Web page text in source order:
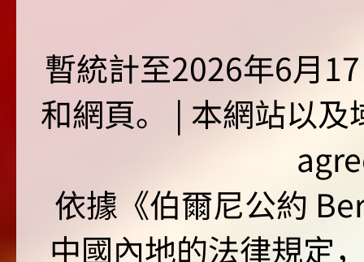
暫統計至2026年6月
和網頁。 | 本網站以
依據《伯爾尼公約
中國內地的法律規定